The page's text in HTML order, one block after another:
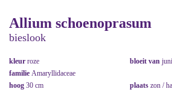
Allium schoenoprasum
bieslook
kleur roze bloeit van juni
familie Amaryllidaceae
hoog 30 cm plaats zon /